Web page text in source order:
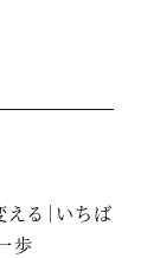
える｜いちば
歩